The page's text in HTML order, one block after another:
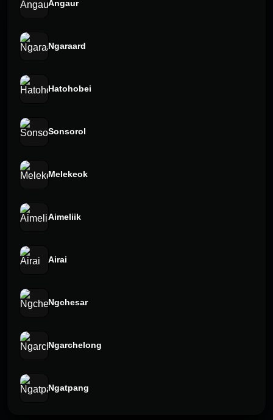
Angaur
Ngaraard
Hatohobei
Sonsorol
Melekeok
Aimeliik
Airai
Ngchesar
Ngarchelong
Ngatpang